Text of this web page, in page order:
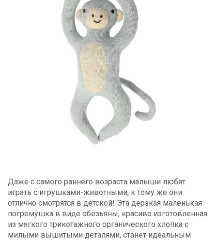
Даже с самого раннего возраста малыши любят
играть с игрушками-животными, к тому же они
отлично смотрятся в детской! Эта дерзкая маленькая
погремушка в виде обезьяны, красиво изготовленная
из мягкого трикотажного органического хлопка с
милыми вышитыми деталями, станет идеальным